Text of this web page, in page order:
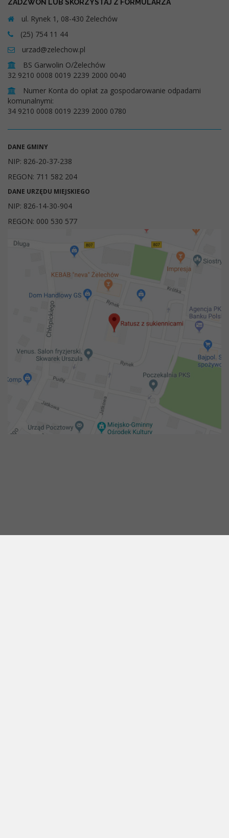
ZADZWOŃ LUB SKORZYSTAJ Z FORMULARZA
ul. Rynek 1, 08-430 Żelechów
(25) 754 11 44
urzad@zelechow.pl
BS Garwolin O/Żelechów
32 9210 0008 0019 2239 2000 0040
Numer Konta do opłat za gospodarowanie odpadami
komunalnymi:
34 9210 0008 0019 2239 2000 0780
DANE GMINY
NIP: 826-20-37-238
REGON: 711 582 204
DANE URZĘDU MIEJSKIEGO
NIP: 826-14-30-904
REGON: 000 530 577